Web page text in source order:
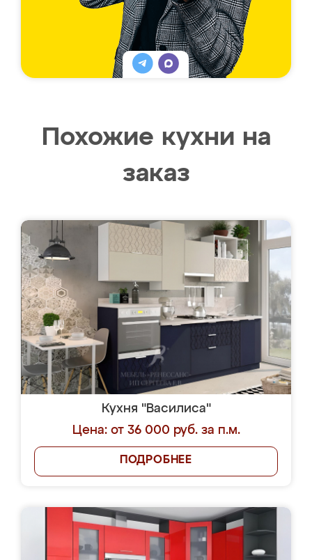
Похожие кухни на
заказ
Кухня "Василиса"
Цена: от 36 000 руб. за п.м.
ПОДРОБНЕЕ